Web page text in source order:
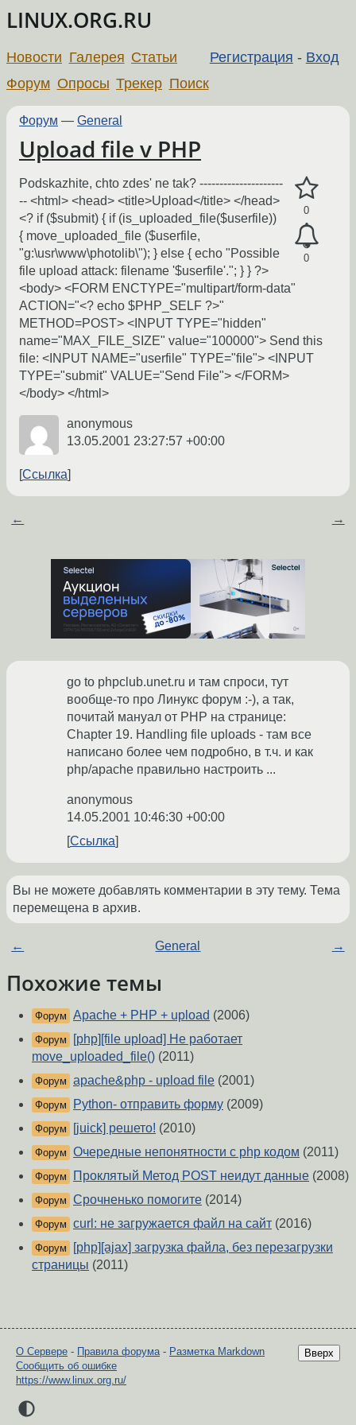
LINUX.ORG.RU
Регистрация - Вход
Новости Галерея Статьи
Форум Опросы Трекер Поиск
Форум — General
Upload file v PHP
0
0
Podskazhite, chto zdes' ne tak? ---------------------
-- <html> <head> <title>Upload</title> </head>
<? if ($submit) { if (is_uploaded_file($userfile))
{ move_uploaded_file ($userfile,
"g:\usr\www\photolib\"); } else { echo "Possible
file upload attack: filename '$userfile'."; } } ?>
<body> <FORM ENCTYPE="multipart/form-data"
ACTION="<? echo $PHP_SELF ?>"
METHOD=POST> <INPUT TYPE="hidden"
name="MAX_FILE_SIZE" value="100000"> Send this
file: <INPUT NAME="userfile" TYPE="file"> <INPUT
TYPE="submit" VALUE="Send File"> </FORM>
</body> </html>
anonymous
13.05.2001 23:27:57 +00:00
Ссылка
← →
go to phpclub.unet.ru и там спроси, тут
вообще-то про Линукс форум :-), а так,
почитай мануал от PHP на странице:
Chapter 19. Handling file uploads - там все
написано более чем подробно, в т.ч. и как
php/apache правильно настроить ...
anonymous
14.05.2001 10:46:30 +00:00
Ссылка
Вы не можете добавлять комментарии в эту тему. Тема
перемещена в архив.
← General →
Похожие темы
Форум Apache + PHP + upload (2006)
Форум
[php][file upload] Не работает
move_uploaded_file() (2011)
Форум apache&php - upload file (2001)
Форум Python- отправить форму (2009)
Форум [juick] решето! (2010)
Форум Очередные непонятности с php кодом (2011)
Форум Проклятый Метод POST неидут данные (2008)
Форум Срочненько помогите (2014)
Форум curl: не загружается файл на сайт (2016)
Форум
[php][ajax] загрузка файла, без перезагрузки
страницы (2011)
Вверх
О Сервере - Правила форума- Разметка Markdown
Сообщить об ошибке
https://www.linux.org.ru/